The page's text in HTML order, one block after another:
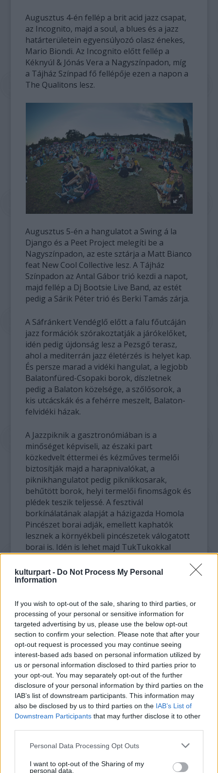
kulturpart - Do Not Process My Personal
Information
If you wish to opt-out of the sale, sharing to third parties, or
processing of your personal or sensitive information for
targeted advertising by us, please use the below opt-out
section to confirm your selection. Please note that after your
opt-out request is processed you may continue seeing
interest-based ads based on personal information utilized by
us or personal information disclosed to third parties prior to
your opt-out. You may separately opt-out of the further
disclosure of your personal information by third parties on the
IAB’s list of downstream participants. This information may
also be disclosed by us to third parties on the IAB’s List of
Downstream Participants that may further disclose it to other
Please note that this website/app uses one or more Google
not limited to your visit or usage behaviour. You may click to
Personal Data Processing Opt Outs
I want to opt-out of the Sharing of my
personal data.
Augusztus 4-én fellép a brit acid jazz csapat,
az Incognito, majd a soul, a blues és a jazz
határterületein egyensúlyozó olasz énekes,
Mario Biondi. Az Incognito előtt fellép a
Kéknyúl & Jónás Vera a Nagyszínpadon, míg
a Tájház Színpad fő fellépője ezen a napon a
The Qualitons lesz.
Augusztus 5-én a hangulatot a Swing á la
Django és a Peet Project melegíti be a
Nagyszínpadon, az este sztárja a Matt Bianco
feat New Cool Collective lesz. A Tájház
Színpadon az Antal Gábor trió kezdi a napot,
majd fellép a Dj Bootsie Live Band, az estét
pedig a Sárik Péter trió és Berki Tamás zárja.
A Sáfránkert Vendéglő előtt a falu főutcáján
jazz formációk szórakoztatják a járókelőket,
idén pedig újdonság lesz a Pezsgő terasz,
ahol a mediterrán jazz életérzés is helyet kap.
És persze marad a vidéki hangulat, a legjobb
Balatonfüred-Csopaki borok, díszletnek
pedig a Balaton közelsége, a szőlősorok, a
kis utcácskák és a fehérre meszelt, Balaton-
felvidéki házak.
A Jazzpiknik a gasztronómiában is a
minőséget képviseli, az északi part
közkedvelt éttermei és kézműves termelői
biztosítják majd a harapnivalókat, a
piknikhangulatot pedig piknikkosarak,
behűtött borok, helyi termelői finomságok és
plédek teszik teljessé. A fesztivál
borkínálatának alapját a házigazda Homola
Pincészet borai adják, emellett kaphatók
lesznek a környékbeli pincészetek válogatott
borai is. Idén is lehet majd TukTukokkal
már a fesztivál védjegyévé váltak.
Délutánonként interaktív
Tájház udvaron és a Nagyszínpad mellett.
Most egy 2db napijegyet nyerhetsz, ha
likeolod a facebook-oldalunkat, és helyesen
válaszolsz az alábbi kérdésre:
Ki énekli a Jazzpiknik hivatalos
himnuszát?
1. Kool and the Gang
2. Fábián Juli és Zoohacker